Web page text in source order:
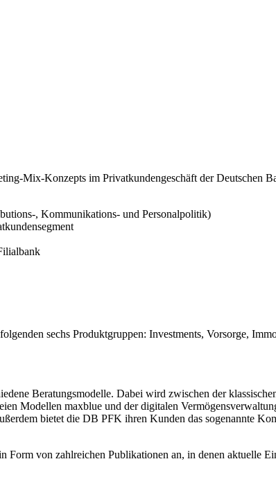
Mix-Konzepts im Privatkundengeschäft der Deutschen
, Kommunikations- und Personalpolitik)
sechs Produktgruppen: Investments, Vorsorge,
Beratungsmodelle. Dabei wird zwischen der
Modellen maxblue und der digitalen
bietet die DB PFK ihren Kunden das sogenannte
von zahlreichen Publikationen an, in denen aktuelle